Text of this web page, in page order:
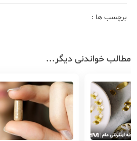
برچسب ها :
مطالب خواندنی دیگر...